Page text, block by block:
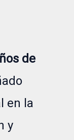
de
en la
y